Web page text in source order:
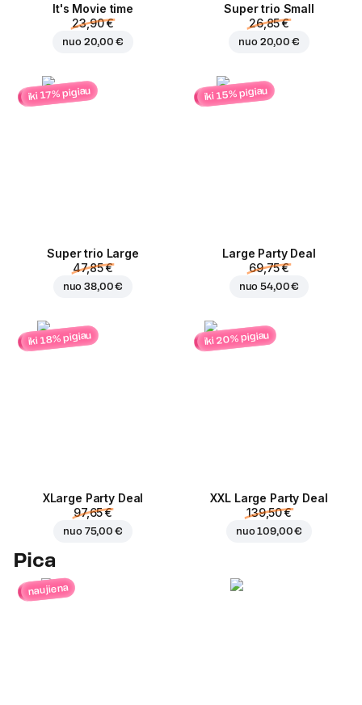
It's Movie time
23,90 €
nuo 20,00 €
Super trio Small
26,85 €
nuo 20,00 €
iki 17% pigiau
Super trio Large
47,85 €
nuo38,00 €
iki 15% pigiau
Large Party Deal
69,75 €
nuo54,00 €
iki 18% pigiau
ХLarge Party Deal
97,65 €
nuo 75,00 €
iki 20% pigiau
XXL Large Party Deal
139,50 €
nuo109,00 €
Pica
naujiena